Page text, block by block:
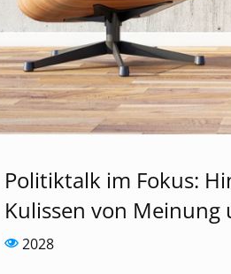
Politiktalk im Fokus:
Kulissen von Meinung
2028